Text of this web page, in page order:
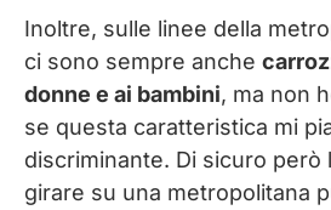
Inoltre, sulle linee della
ci sono sempre anche
donne e ai bambini, ma non
se questa caratteristica mi
discriminante. Di sicuro però
girare su una metropolitana